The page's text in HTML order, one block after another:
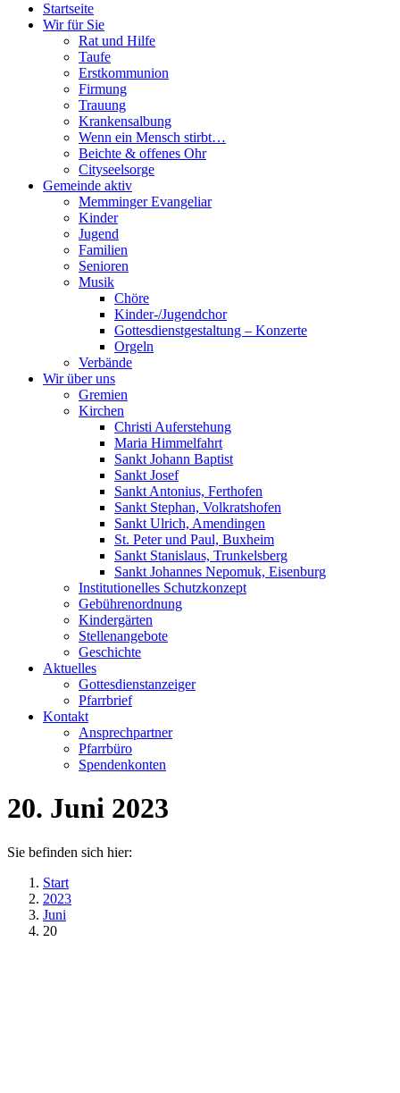
Startseite
Wir für Sie
Rat und Hilfe
Taufe
Erstkommunion
Firmung
Trauung
Krankensalbung
Wenn ein Mensch stirbt…
Beichte & offenes Ohr
Cityseelsorge
Gemeinde aktiv
Memminger Evangeliar
Kinder
Jugend
Familien
Senioren
Musik
Chöre
Kinder-/Jugendchor
Gottesdienstgestaltung – Konzerte
Orgeln
Verbände
Wir über uns
Gremien
Kirchen
Christi Auferstehung
Maria Himmelfahrt
Sankt Johann Baptist
Sankt Josef
Sankt Antonius, Ferthofen
Sankt Stephan, Volkratshofen
Sankt Ulrich, Amendingen
St. Peter und Paul, Buxheim
Sankt Stanislaus, Trunkelsberg
Sankt Johannes Nepomuk, Eisenburg
Institutionelles Schutzkonzept
Gebührenordnung
Kindergärten
Stellenangebote
Geschichte
Aktuelles
Gottesdienstanzeiger
Pfarrbrief
Kontakt
Ansprechpartner
Pfarrbüro
Spendenkonten
20. Juni 2023
Sie befinden sich hier:
Start
2023
Juni
20